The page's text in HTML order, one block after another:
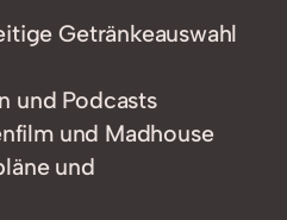
Getränkeauswahl
und Podcasts
und Madhouse
und